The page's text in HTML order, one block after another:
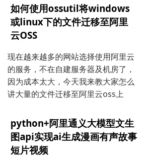
如何使用ossutil将windows
或linux下的文件迁移至阿里
云OSS
现在越来越多的网站选择使用阿里云
的服务，不在自建服务器及机房了，
因为成本太大，今天我来教大家怎么
讲大量的文件迁移至阿里云oss上
python+阿里通义大模型文生
图api实现ai生成漫画有声故事
短片视频